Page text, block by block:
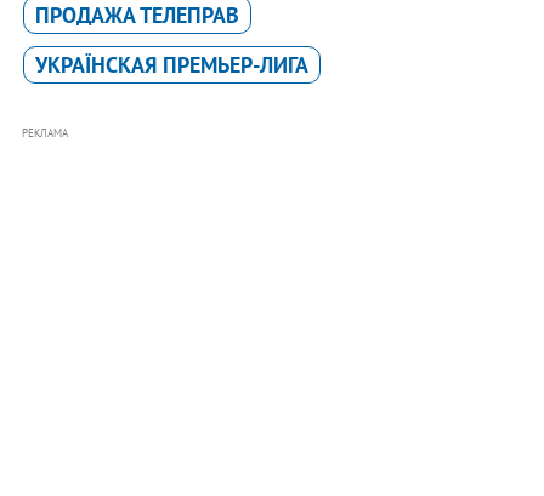
ПРОДАЖА ТЕЛЕПРАВ
УКРАЇНСКАЯ ПРЕМЬЕР-ЛИГА
РЕКЛАМА